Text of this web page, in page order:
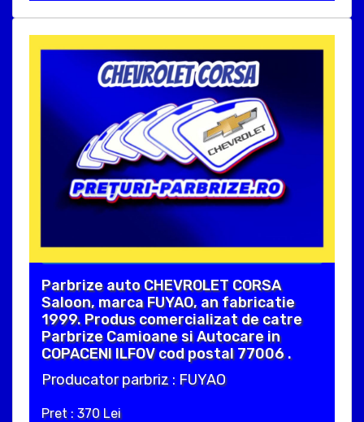
Parbrize auto CHEVROLET CORSA
Saloon, marca FUYAO, an fabricatie
1999. Produs comercializat de catre
Parbrize Camioane si Autocare in
COPACENI ILFOV cod postal 77006 .
Producator parbriz : FUYAO
Pret : 370 Lei